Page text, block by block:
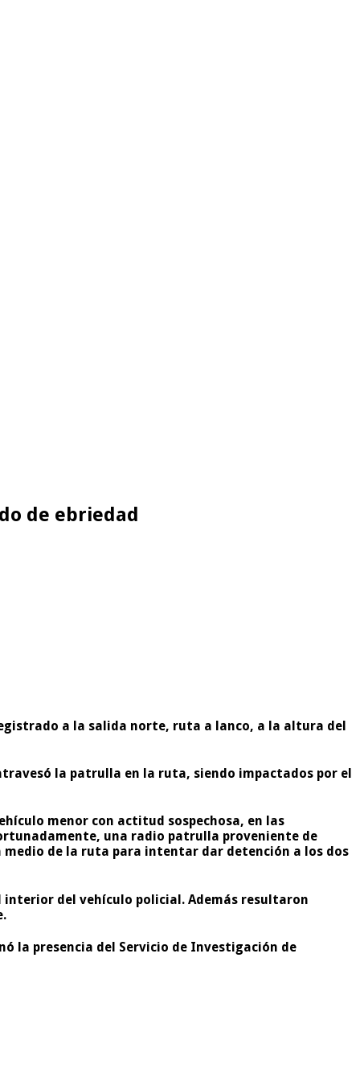
de ebriedad
a la salida norte, ruta a lanco, a la altura del
la patrulla en la ruta, siendo impactados por el
menor con actitud sospechosa, en las
una radio patrulla proveniente de
medio de la ruta para intentar dar detención a los dos
interior del vehículo policial. Además resultaron
la presencia del Servicio de Investigación de